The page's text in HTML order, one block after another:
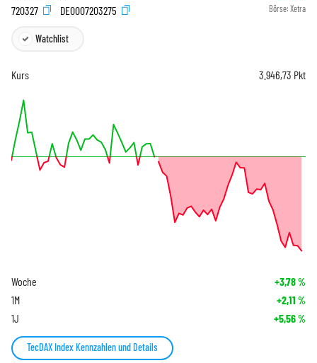
720327
DE0007203275 Börse: Xetra
Watchlist
Kurs 3.946,73 Pkt
Woche +3,78%
1M +2,11 %
1J +5,56%
TecDAX Index Kennzahlen und Details